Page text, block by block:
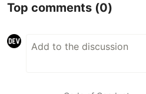
Top comments (0)